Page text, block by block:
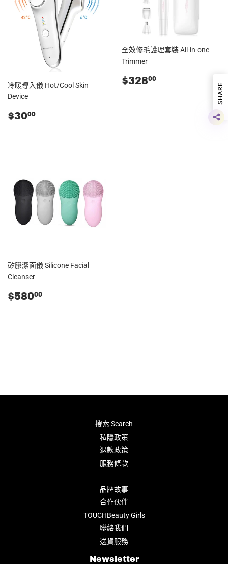
冷暖導入儀 Hot/Cool Skin
Device
零
$3000
全效修毛護理套裝 All-in-one
Trimmer
零
$32800
矽膠潔面儀 Silicone Facial
Cleanser
零
$58000
搜索 Search
私隱政策
退款政策
服務條款
品牌故事
合作伙伴
TOUCHBeauty Girls
聯絡我們
送貨服務
Newsletter
SHARE